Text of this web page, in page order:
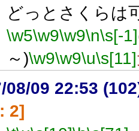
どっとさくらは
\w5\w9\w9\n\s[-1]
～)\w9\w9\u\s[11]
08/09 22:53
2]